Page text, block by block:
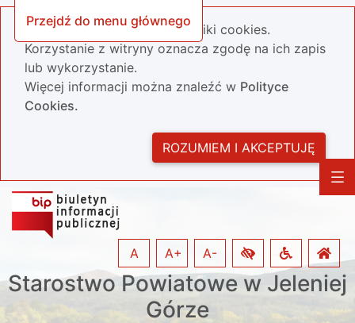
Przejdź do menu głównego
Nasza strona wykorzystuje pliki cookies.
Korzystanie z witryny oznacza zgodę na ich zapis
lub wykorzystanie.
Więcej informacji można znaleźć w Polityce
Cookies.
ROZUMIEM I AKCEPTUJĘ
Starostwo Powiatowe w Jeleniej
Górze
A A+ A-